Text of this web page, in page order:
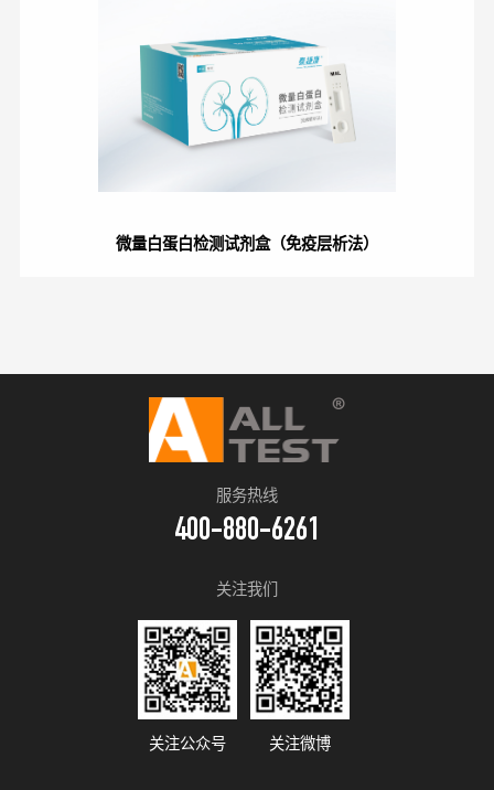
微量白蛋白检测试剂盒（免疫层析法）
服务热线
400-880-6261
关注我们
关注公众号 关注微博